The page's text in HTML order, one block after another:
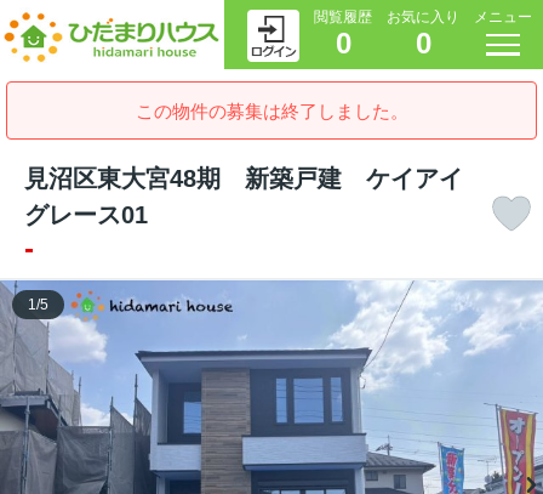
閲覧履歴
0
お気に入り
0
メニュー
この物件の募集は終了しました。
見沼区東大宮48期 新築戸建 ケイアイ
グレース01
-
1/5